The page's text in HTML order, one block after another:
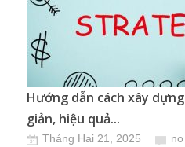
Hướng dẫn cách xây
giản, hiệu quả...
Tháng Hai 21, 2025